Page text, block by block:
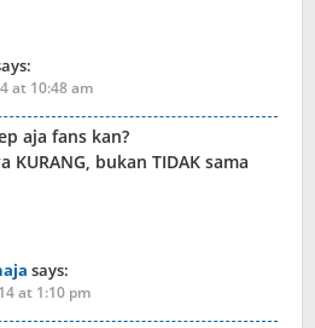
at 10:48 am
aja fans kan?
bukan TIDAK sama
says:
at 1:10 pm